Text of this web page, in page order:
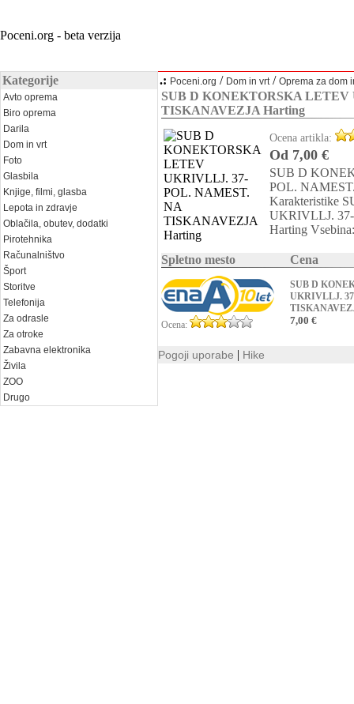
Poceni.org - beta verzija
Kategorije
Avto oprema
Biro oprema
Darila
Dom in vrt
Foto
Glasbila
Knjige, filmi, glasba
Lepota in zdravje
Oblačila, obutev, dodatki
Pirotehnika
Računalništvo
Šport
Storitve
Telefonija
Za odrasle
Za otroke
Zabavna elektronika
Živila
ZOO
Drugo
.: Poceni.org / Dom in vrt / Oprema za dom
SUB D KONEKTORSKA
TISKANAVEZJA Harting
Ocena artikla:
Od 7,00 €
SUB D
POL.
Karakteristike
UKRIVLLJ.
Harting
Spletno mesto Cena
Ocena:
SUB D
UKRIVLLJ.
7,00 €
Pogoji uporabe | Hike